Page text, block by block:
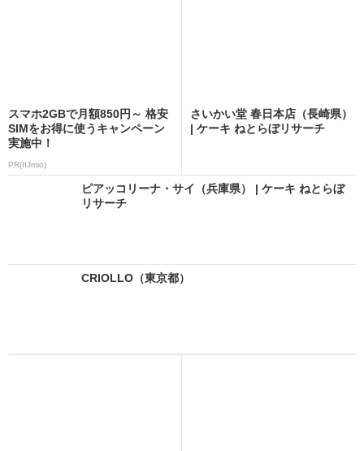
スマホ2GBで月額850円～ 格安
SIMをお得に使うキャンペーン
実施中！
PR(IIJmio)
さいかい堂 春日本店（長崎県）
| ケーキ ねとらぼリサーチ
ピアッコリーナ・サイ（兵庫県） | ケーキ ねとらぼ
リサーチ
CRIOLLO（東京都）